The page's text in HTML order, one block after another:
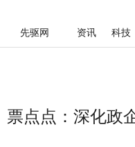
先驱网 资讯 科技
票点点：深化政